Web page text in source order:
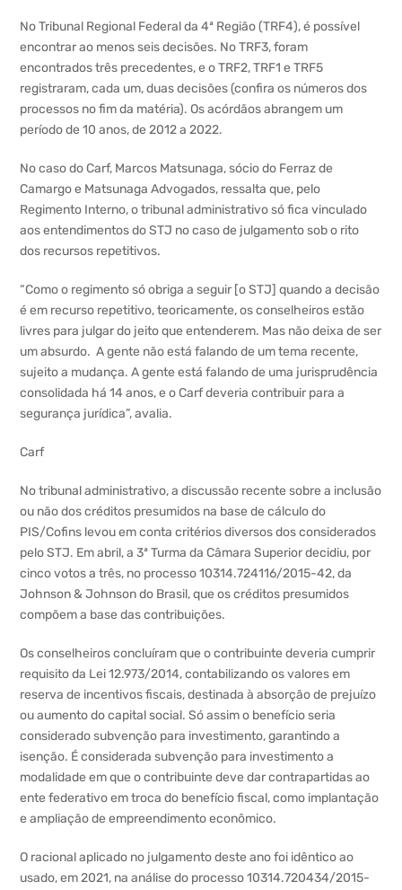
No Tribunal Regional Federal da 4ª Região (TRF4), é possível
encontrar ao menos seis decisões. No TRF3, foram
encontrados três precedentes, e o TRF2, TRF1 e TRF5
registraram, cada um, duas decisões (confira os números dos
processos no fim da matéria). Os acórdãos abrangem um
período de 10 anos, de 2012 a 2022.
No caso do Carf, Marcos Matsunaga, sócio do Ferraz de
Camargo e Matsunaga Advogados, ressalta que, pelo
Regimento Interno, o tribunal administrativo só fica vinculado
aos entendimentos do STJ no caso de julgamento sob o rito
dos recursos repetitivos.
“Como o regimento só obriga a seguir [o STJ] quando a decisão
é em recurso repetitivo, teoricamente, os conselheiros estão
livres para julgar do jeito que entenderem. Mas não deixa de ser
um absurdo. A gente não está falando de um tema recente,
sujeito a mudança. A gente está falando de uma jurisprudência
consolidada há 14 anos, e o Carf deveria contribuir para a
segurança jurídica”, avalia.
Carf
No tribunal administrativo, a discussão recente sobre a inclusão
ou não dos créditos presumidos na base de cálculo do
PIS/Cofins levou em conta critérios diversos dos considerados
pelo STJ. Em abril, a 3ª Turma da Câmara Superior decidiu, por
cinco votos a três, no processo 10314.724116/2015-42, da
Johnson & Johnson do Brasil, que os créditos presumidos
compõem a base das contribuições.
Os conselheiros concluíram que o contribuinte deveria cumprir
requisito da Lei 12.973/2014, contabilizando os valores em
reserva de incentivos fiscais, destinada à absorção de prejuízo
ou aumento do capital social. Só assim o benefício seria
considerado subvenção para investimento, garantindo a
isenção. É considerada subvenção para investimento a
modalidade em que o contribuinte deve dar contrapartidas ao
ente federativo em troca do benefício fiscal, como implantação
e ampliação de empreendimento econômico.
O racional aplicado no julgamento deste ano foi idêntico ao
usado, em 2021, na análise do processo 10314.720434/2015-